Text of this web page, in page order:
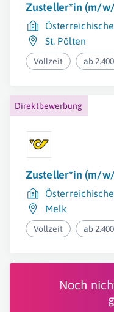
Zusteller*in (m/
St. Pölten
Vollzeit ab
Direktbewerbung
Zusteller*in (m/
Melk
Vollzeit ab
Noch